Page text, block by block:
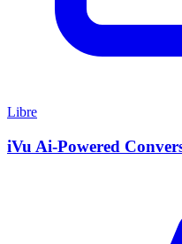
Libre
iVu Ai-Powered